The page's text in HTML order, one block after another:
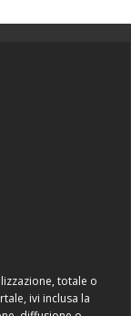
totale o
ivi inclusa la